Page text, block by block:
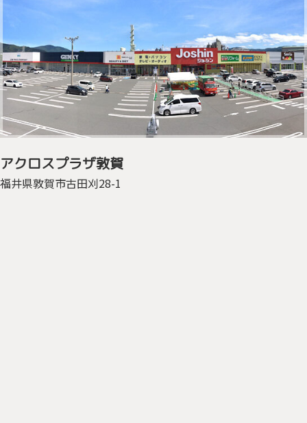
アクロスプラザ敦賀
福井県敦賀市古田刈28-1